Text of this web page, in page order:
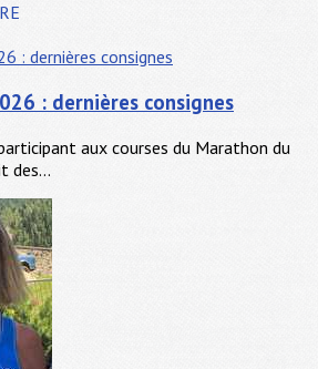
: dernières consignes
aux courses du Marathon du
des...